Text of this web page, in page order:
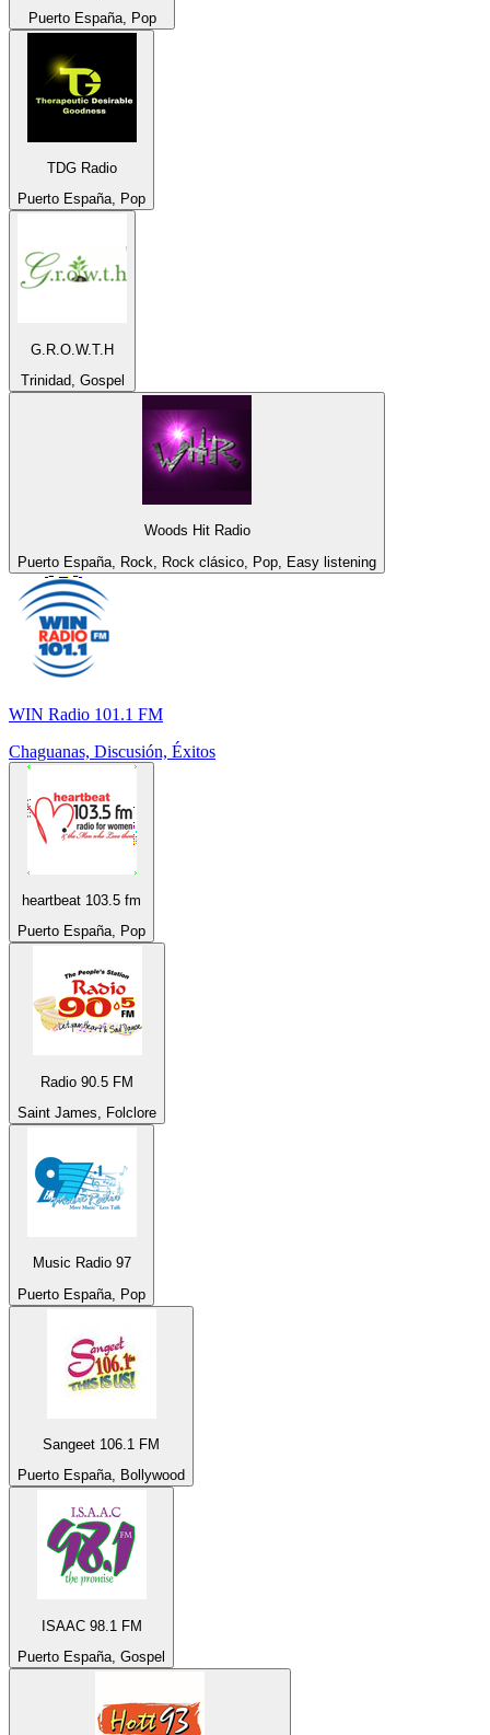
Puerto España, Pop
TDG Radio
Puerto España, Pop
G.R.O.W.T.H
Trinidad, Gospel
Woods Hit Radio
Puerto España, Rock, Rock clásico, Pop, Easy listening
WIN Radio 101.1 FM
Chaguanas, Discusión, Éxitos
heartbeat 103.5 fm
Puerto España, Pop
Radio 90.5 FM
Saint James, Folclore
Music Radio 97
Puerto España, Pop
Sangeet 106.1 FM
Puerto España, Bollywood
ISAAC 98.1 FM
Puerto España, Gospel